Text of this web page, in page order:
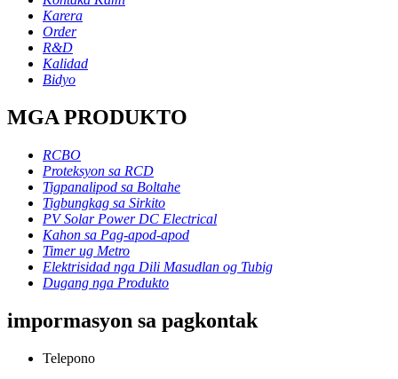
Karera
Order
R&D
Kalidad
Bidyo
MGA PRODUKTO
RCBO
Proteksyon sa RCD
Tigpanalipod sa Boltahe
Tigbungkag sa Sirkito
PV Solar Power DC Electrical
Kahon sa Pag-apod-apod
Timer ug Metro
Elektrisidad nga Dili Masudlan og Tubig
Dugang nga Produkto
impormasyon sa pagkontak
Telepono